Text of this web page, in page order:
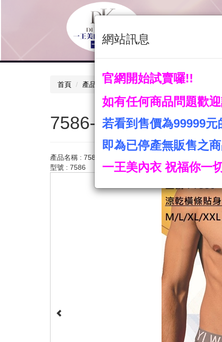
首頁 產品目錄 男性內著類 7586-涼乾橫條貼
7586-涼乾橫條貼身
產品名稱 : 7586-涼乾橫條貼身男三角褲
型號 : 7586
網站訊息
官網開始試賣囉!!
如有任何商品問題歡
若看到售價為99999元
即為已停產無販售之
一王美內衣 祝福你一